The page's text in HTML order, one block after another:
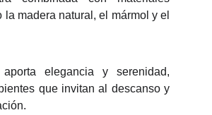
la madera natural, el mármol y el
elegancia y serenidad,
que invitan al descanso y